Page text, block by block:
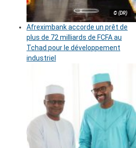
© (DR)
Afreximbank accorde un prêt de
plus de 72 milliards de FCFA au
Tchad pour le développement
industriel